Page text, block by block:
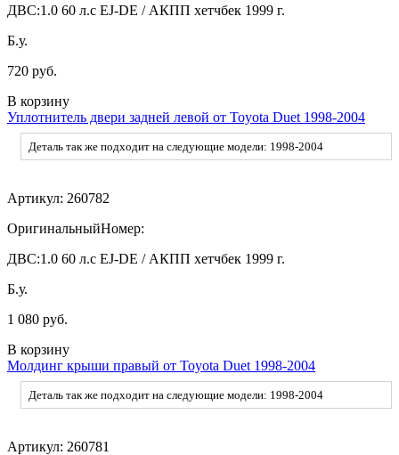
ДВС:1.0 60 л.с EJ-DE / АКПП хетчбек 1999 г.
Б.у.
720 руб.
В корзину
Уплотнитель двери задней левой от Toyota Duet 1998-2004
Деталь так же подходит на следующие модели: 1998-2004
Артикул: 260782
ОригинальныйНомер:
ДВС:1.0 60 л.с EJ-DE / АКПП хетчбек 1999 г.
Б.у.
1 080 руб.
В корзину
Молдинг крыши правый от Toyota Duet 1998-2004
Деталь так же подходит на следующие модели: 1998-2004
Артикул: 260781